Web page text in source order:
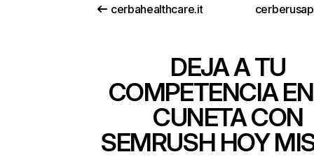
cerbahealthcare.it
DEJA A TU
COMPETENCIA
CUNETA CON
SEMRUSH HOY